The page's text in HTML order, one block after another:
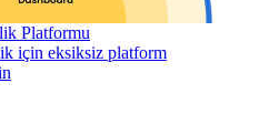
Platformu
için eksiksiz platform